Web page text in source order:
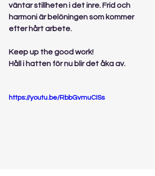
väntar stillheten i det inre. Frid och
harmoni är belöningen som kommer
efter hårt arbete.
Keep up the good work!
Håll i hatten för nu blir det åka av.
https://youtu.be/RbbGvmuCISs